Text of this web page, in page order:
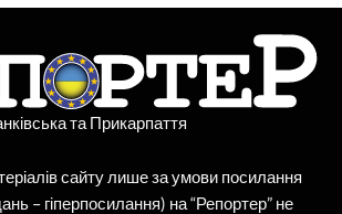
та Прикарпаття
сайту лише за умови посилання
– гіперпосилання) на “Репортер” не